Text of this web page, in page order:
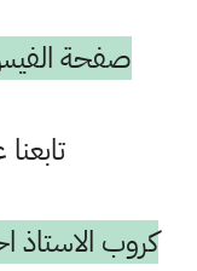
صفحة
كروب الاستاذ